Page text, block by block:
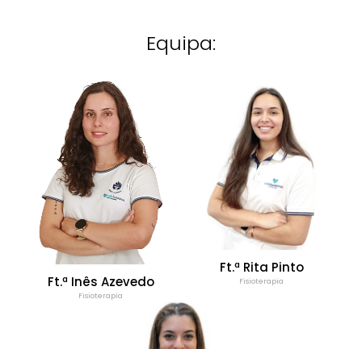
Equipa:
Ft.ª Inês Azevedo
Fisioterapia
Ft.ª Rita Pinto
Fisioterapia